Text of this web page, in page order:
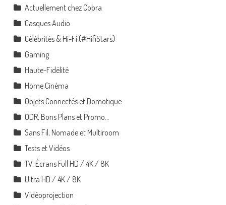
Actuellement chez Cobra
Casques Audio
Célébrités & Hi-Fi (#HifiStars)
Gaming
Haute-Fidélité
Home Cinéma
Objets Connectés et Domotique
ODR, Bons Plans et Promo…
Sans Fil, Nomade et Multiroom
Tests et Vidéos
TV, Écrans Full HD / 4K / 8K
Ultra HD / 4K / 8K
Vidéoprojection